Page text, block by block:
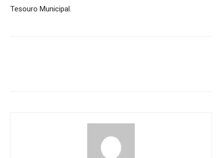
Tesouro Municipal.